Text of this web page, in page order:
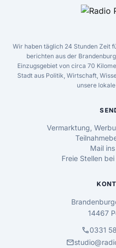
Wir haben täglich 24 Stunden Zeit
berichten aus der
Einzugsgebiet von circa 70
Stadt aus Politik, Wirtschaft,
unsere
Vermarktung,
Mail
Freie Stellen
14467
call0331
mail